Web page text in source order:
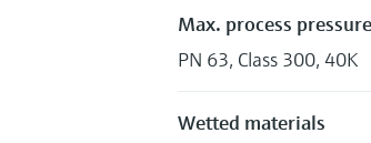
Max. process pressure
PN 63, Class 300, 40K
Wetted materials